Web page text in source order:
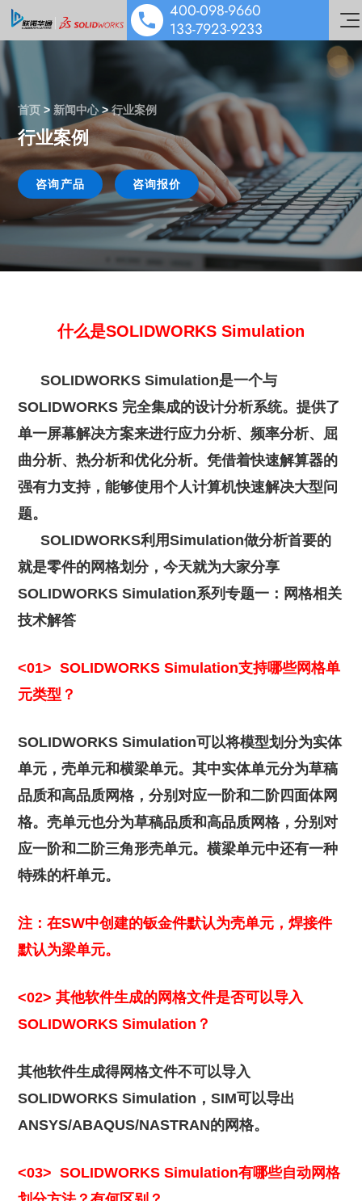
SOLIDWORKS 设计
多学科仿真
数据管理协作
机电协同一体化
工业设备解决方案
医疗器械解决方案
泵阀行业解决方案
能源与材料解决方案
行业解决方案&应用案例
技术交流
公司介绍
就业机会
企业文化
400-098-9660
133-7923-9233
首页 > 新闻中心>行业案例
行业案例
咨询产品 咨询报价
什么是SOLIDWORKS Simulation
SOLIDWORKS Simulation是一个与
SOLIDWORKS 完全集成的设计分析系统。提供了
单一屏幕解决方案来进行应力分析、频率分析、屈
曲分析、热分析和优化分析。凭借着快速解算器的
强有力支持，能够使用个人计算机快速解决大型问
题。
SOLIDWORKS利用Simulation做分析首要的
就是零件的网格划分，今天就为大家分享
SOLIDWORKS Simulation系列专题一：网格相关
技术解答
<01> SOLIDWORKS Simulation支持哪些网格单
元类型？
SOLIDWORKS Simulation可以将模型划分为实体
单元，壳单元和横梁单元。其中实体单元分为草稿
品质和高品质网格，分别对应一阶和二阶四面体网
格。壳单元也分为草稿品质和高品质网格，分别对
应一阶和二阶三角形壳单元。横梁单元中还有一种
特殊的杆单元。
注：在SW中创建的钣金件默认为壳单元，焊接件
默认为梁单元。
<02>其他软件生成的网格文件是否可以导入
SOLIDWORKS Simulation？
其他软件生成得网格文件不可以导入
SOLIDWORKS Simulation，SIM可以导出
ANSYS/ABAQUS/NASTRAN的网格。
<03>SOLIDWORKS Simulation有哪些自动网格